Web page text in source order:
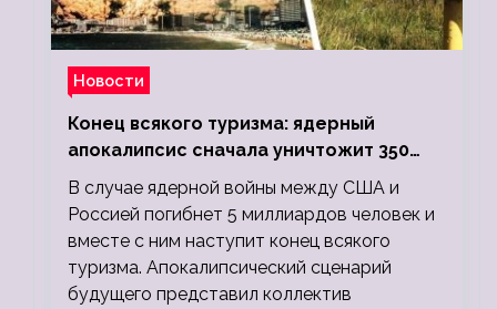
Новости
Конец всякого туризма: ядерный
апокалипсис сначала уничтожит 350
миллионов, а потом 5 миллиардов
людей
В случае ядерной войны между США и
Россией погибнет 5 миллиардов человек и
вместе с ним наступит конец всякого
туризма. Апокалипсический сценарий
будущего представил коллектив